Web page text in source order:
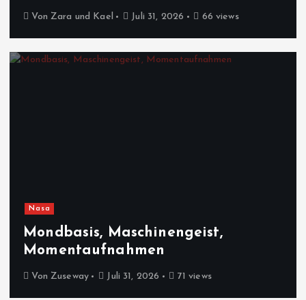
Von Zara und Kael Juli 31, 2026 66 views
Nasa
Mondbasis, Maschinengeist,
Momentaufnahmen
Von Zuseway Juli 31, 2026 71 views